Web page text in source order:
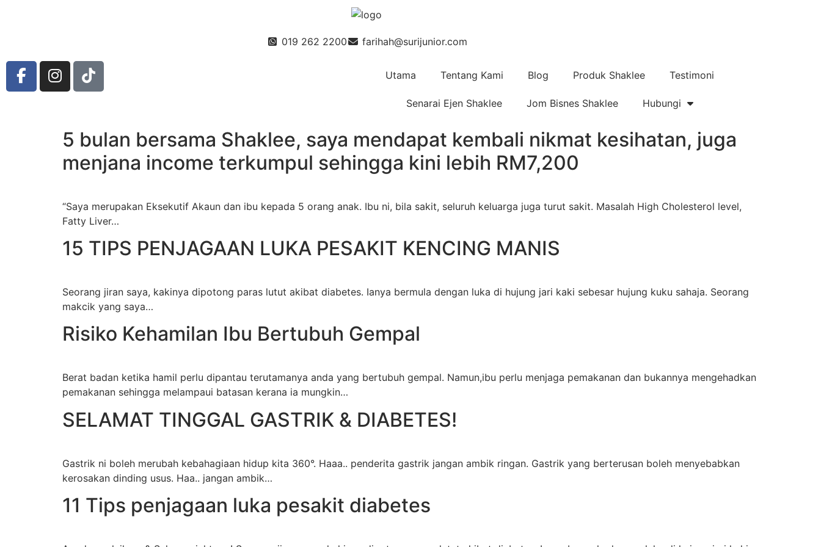
019 262 2200 farihah@surijunior.com
Utama Tentang Kami Blog Produk Shaklee Testimoni
Senarai Ejen Shaklee Jom Bisnes Shaklee Hubungi
5 bulan bersama Shaklee, saya mendapat kembali nikmat kesihatan, juga
menjana income terkumpul sehingga kini lebih RM7,200
“Saya merupakan Eksekutif Akaun dan ibu kepada 5 orang anak. Ibu ni, bila sakit, seluruh keluarga juga turut sakit. Masalah High Cholesterol level,
Fatty Liver…
15 TIPS PENJAGAAN LUKA PESAKIT KENCING MANIS
Seorang jiran saya, kakinya dipotong paras lutut akibat diabetes. Ianya bermula dengan luka di hujung jari kaki sebesar hujung kuku sahaja. Seorang
makcik yang saya…
Risiko Kehamilan Ibu Bertubuh Gempal
Berat badan ketika hamil perlu dipantau terutamanya anda yang bertubuh gempal. Namun,ibu perlu menjaga pemakanan dan bukannya mengehadkan
pemakanan sehingga melampaui batasan kerana ia mungkin…
SELAMAT TINGGAL GASTRIK & DIABETES!
Gastrik ni boleh merubah kebahagiaan hidup kita 360°. Haaa.. penderita gastrik jangan ambik ringan. Gastrik yang berterusan boleh menyebabkan
kerosakan dinding usus. Haa.. jangan ambik…
11 Tips penjagaan luka pesakit diabetes